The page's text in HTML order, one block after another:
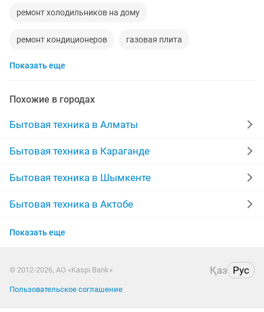
ремонт холодильников на дому
ремонт кондиционеров газовая плита
ремонт пылесосов
газовые котлы ремонт электроплит
холодильники морозильники
ремонт бытовой техники ремонт швейных машин
автомашина стиральная машина
ремонт микроволновой печи
Показать еще
Похожие в городах
Бытовая техника в Алматы
Бытовая техника в Караганде
Бытовая техника в Шымкенте
Бытовая техника в Актобе
Бытовая техника в Таразе
Бытовая техника в Уральске
Показать еще
© 2012-2026, АО «Kaspi Bank» Қаз Рус
Пользовательское соглашение